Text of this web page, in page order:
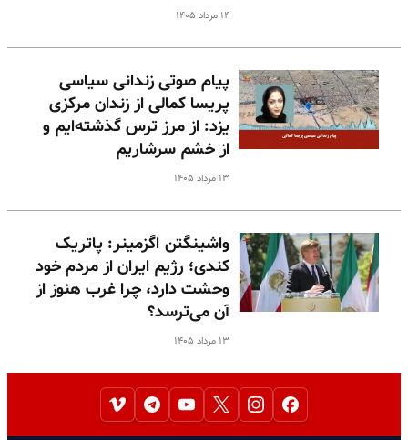
۱۴ مرداد ۱۴۰۵
پیام صوتی زندانی سیاسی
پریسا کمالی از زندان مرکزی
یزد: از مرز ترس گذشته‌ایم و
از خشم سرشاریم
۱۳ مرداد ۱۴۰۵
واشینگتن اگزمینر: پاتریک
کندی؛ رژیم ایران از مردم خود
وحشت دارد، چرا غرب هنوز از
آن می‌ترسد؟
۱۳ مرداد ۱۴۰۵